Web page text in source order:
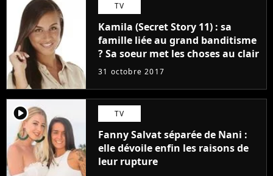
TV
Kamila (Secret Story 11) : sa
famille liée au grand banditisme
? Sa soeur met les choses au clair
31 octobre 2017
player2 TV
Fanny Salvat séparée de Nani :
elle dévoile enfin les raisons de
leur rupture